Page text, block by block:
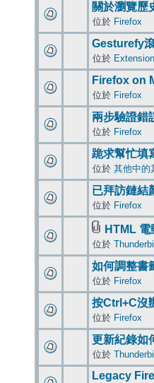
關於瀏覽歷
位於 Firefox
Gesturefy
位於
Firefox on
位於 Firefox
兩步驗證錯
位於 Firefox
跪求幫忙填
位於 其他中的
已拜訪鏈結
位於 Firefox
HTML 電
位於
如何調整書
位於 Firefox
按Ctrl+C沒
位於 Firefox
更新紀錄如
位於
Legacy